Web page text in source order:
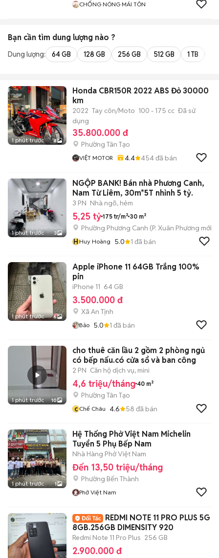
CHỐNG NÓNG MÁI TÔN
Bạn cần tìm dung lượng nào ?
Dung lượng: 64 GB 128 GB 256 GB 512 GB 1 TB
1 phút trước 8
Honda CBR150R 2022 ABS Đỏ 30000
km
2022 Tay côn/Moto 100 - 175 cc Đã sử
dụng
35.800.000 đ
Phường Tân Tạo
VIỆT MOTOR 4.4 454đã bán
1 phút trước 3
NGỘP BANK! Bán nhà Phương Canh,
Nam Từ Liêm, 30m*5T nhỉnh 5 tỷ.
3 PN Nhà ngõ, hẻm
5,25 tỷ 175 tr/m² 30 m²
Phường Phương Canh (P. Xuân Phương mới)
HHuy Hoàng 5.0 1 đã bán
1 phút trước 6
Apple iPhone 11 64GB Trắng 100%
pin
iPhone 11 64 GB
3.500.000 đ
Xã An Tịnh
Bảo 5.0 1 đã bán
1 phút trước 10
cho thuê căn lầu 2 gồm 2 phòng ngủ
có bếp nấu.có cửa sổ và ban công
2 PN Căn hộ dịch vụ, mini
4,6 triệu/tháng 40 m²
Phường Tân Tạo
c Chế Châu 4.6 58 đã bán
1 phút trước 1
Hệ Thống Phở Việt Nam Michelin
Tuyển 5 Phụ Bếp Nam
Nhà Hàng Phở Việt Nam
Đến 13,50 triệu/tháng
Phường Bến Thành
Phở Việt Nam
REDMI NOTE 11 PRO PLUS 5G
8GB.256GB DIMENSITY 920
Redmi Note 11 Pro Plus 256 GB
2.900.000 đ